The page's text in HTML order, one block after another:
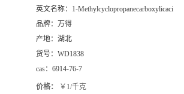
英文名称： 1-Methylcyclopropanecarboxylicaci
品牌： 万得
产地： 湖北
货号： WD1838
cas： 6914-76-7
价格： ￥1/千克